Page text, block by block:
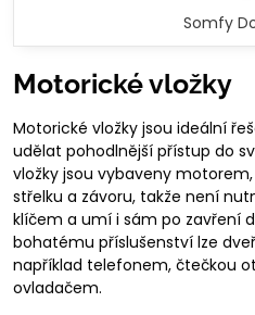
Somfy
Motorické vložky
Motorické vložky jsou ideální
udělat pohodlnější přístup do
vložky jsou vybaveny
střelku a závoru, takže není
klíčem a umí i sám po zavření
bohatému příslušenství lze
například telefonem, čtečkou
ovladačem.